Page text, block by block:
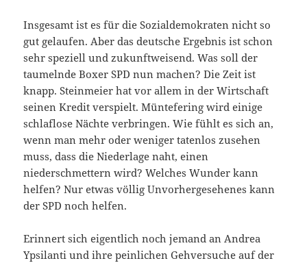
Insgesamt ist es für die Sozialdemokraten nicht so
gut gelaufen. Aber das deutsche Ergebnis ist schon
sehr speziell und zukunftweisend. Was soll der
taumelnde Boxer SPD nun machen? Die Zeit ist
knapp. Steinmeier hat vor allem in der Wirtschaft
seinen Kredit verspielt. Müntefering wird einige
schlaflose Nächte verbringen. Wie fühlt es sich an,
wenn man mehr oder weniger tatenlos zusehen
muss, dass die Niederlage naht, einen
niederschmettern wird? Welches Wunder kann
helfen? Nur etwas völlig Unvorhergesehenes kann
der SPD noch helfen.
Erinnert sich eigentlich noch jemand an Andrea
Ypsilanti und ihre peinlichen Gehversuche auf der